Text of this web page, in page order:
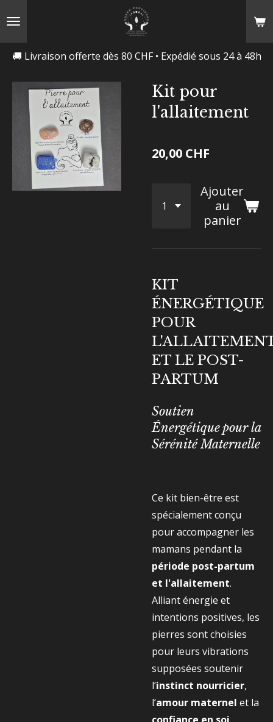
🚚 Livraison offerte dès 80 CHF • Expédié sous 24 à 48h
Kit pour
l'allaitement
20,00 CHF
Ajouter
au
panier
KIT
ÉNERGÉTIQUE
POUR
ET LE POST-
PARTUM
Soutien
Énergétique pour la
Sérénité Maternelle
Ce kit bien-être est
spécialement conçu
pour accompagner les
mamans pendant la
période post-partum
et l'allaitement.
Alliant énergie et
intentions positives, les
pierres sont choisies
pour leurs vibrations
supposées soutenir
l’instinct nourricier,
l’amour maternel et la